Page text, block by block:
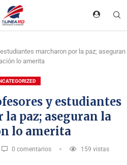
marcharon por la paz; aseguran
lo amerita
y estudiantes
paz; aseguran la
lo amerita
0 comentarios 159 vistas